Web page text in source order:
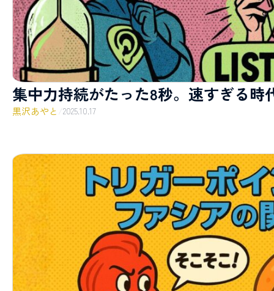
集中力持続がたった8秒。速すぎる時
黒沢あやと 2025.10.17